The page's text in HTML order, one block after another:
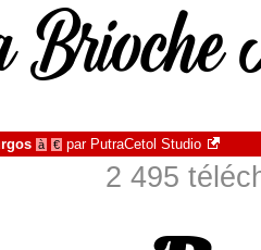
à € par PutraCetol Studio
2 495